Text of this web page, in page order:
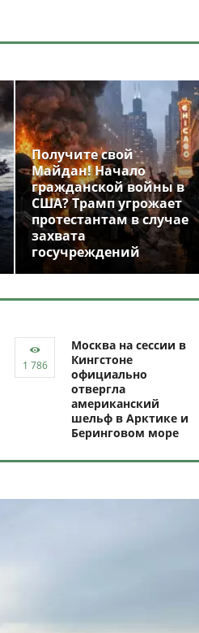
Получите свой
Майдан! Начало
гражданской войны в
США? Трамп угрожает
протестантам в случае
захвата
госучреждений
Москва на сессии в
Кингстоне
официально
отвергла
американский
шельф в Арктике и
Беринговом море